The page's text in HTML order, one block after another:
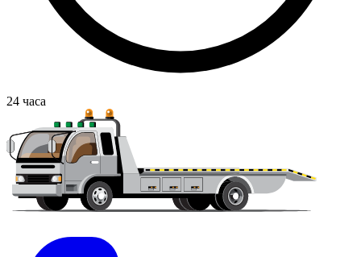
24 часа